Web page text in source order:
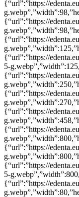
{“url”:”https://
{“url”:”https://
{“url”:”https://
{“url”:”https://
5-
{“url”:”https://
{“url”:”https://
{“url”:”https://
{“url”:”https://
{“url”:”https://
{“url”:”https://
5-
{“url”:”https://